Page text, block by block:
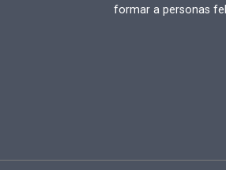
formar a personas